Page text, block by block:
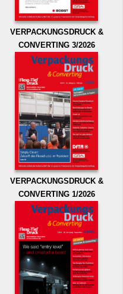
VERPACKUNGSDRUCK &
CONVERTING 3/2026
VERPACKUNGSDRUCK &
CONVERTING 1/2026